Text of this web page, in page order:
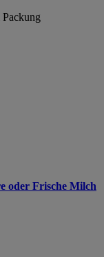
oder Frische Milch